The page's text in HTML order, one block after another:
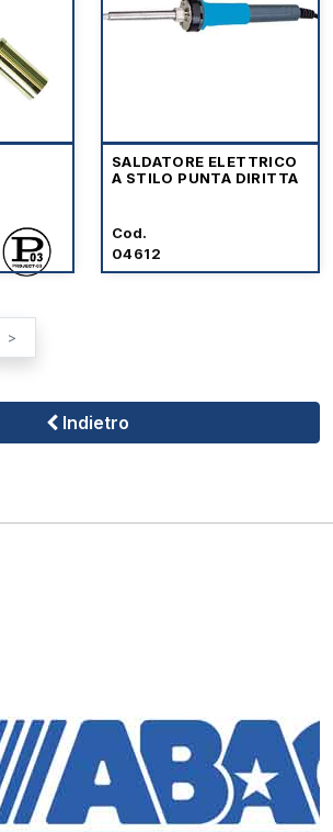
Indietro
SALDATORE ELETTRICO
A STILO PUNTA DIRITTA
Cod.
04612
>